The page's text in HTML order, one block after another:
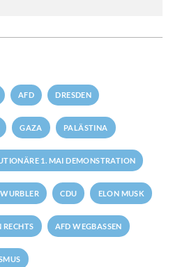
AFD DRESDEN
GAZA PALÄSTINA
1. MAI DEMONSTRATION
CDU ELON MUSK
RECHTS AFD WEGBASSEN